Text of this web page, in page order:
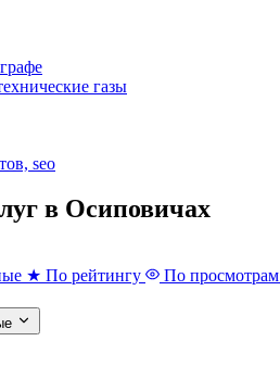
газы
seo
в Осиповичах
★ По рейтингу По просмотрам